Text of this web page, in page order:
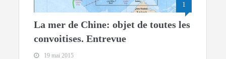
1
La mer de Chine: objet de toutes les
convoitises. Entrevue
19 mai 2015